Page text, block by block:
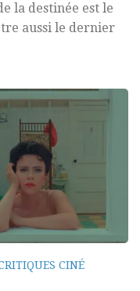
la destinée est le
aussi le dernier
CINÉ